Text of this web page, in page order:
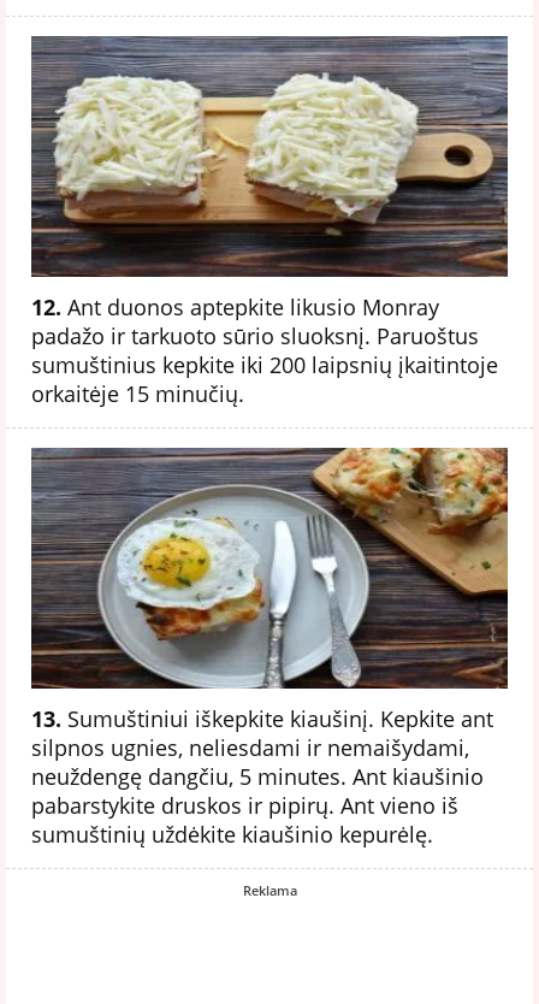
12. Ant duonos aptepkite likusio Monray
padažo ir tarkuoto sūrio sluoksnį. Paruoštus
sumuštinius kepkite iki 200 laipsnių įkaitintoje
orkaitėje 15 minučių.
13. Sumuštiniui ​​iškepkite kiaušinį. Kepkite ant
silpnos ugnies, neliesdami ir nemaišydami,
neuždengę dangčiu, 5 minutes. Ant kiaušinio
pabarstykite druskos ir pipirų. Ant vieno iš
sumuštinių uždėkite kiaušinio kepurėlę.
Reklama